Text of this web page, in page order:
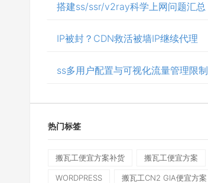
搭建ss/ssr/v2ray科学上网问题汇总
IP被封？CDN救活被墙IP继续代理
ss多用户配置与可视化流量管理限制
热门标签
搬瓦工便宜方案补货 搬瓦工便宜方案
WORDPRESS 搬瓦工CN2 GIA便宜方案